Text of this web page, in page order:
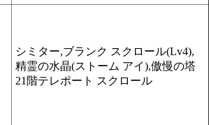
シミター,ブランク スクロール(Lv4),
精霊の水晶(ストーム アイ),傲慢の塔
21階テレポート スクロール